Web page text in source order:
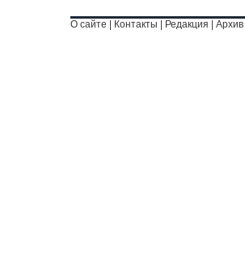
О сайте Контакты Редакция Архив